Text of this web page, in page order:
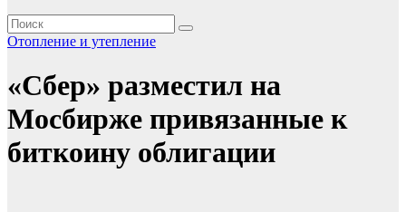
Отопление и утепление
«Сбер» разместил на
Мосбирже привязанные к
биткоину облигации